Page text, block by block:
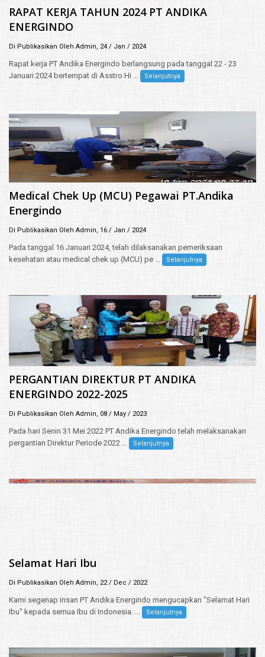
RAPAT KERJA TAHUN 2024 PT ANDIKA
ENERGINDO
Di Publikasikan Oleh Admin, 24 / Jan / 2024
Rapat kerja PT Andika Energindo berlangsung pada tanggal 22 - 23
Januari 2024 bertempat di Asstro Hi ...
Selanjutnya
Medical Chek Up (MCU) Pegawai PT.Andika
Energindo
Di Publikasikan Oleh Admin, 16 / Jan / 2024
Pada tanggal 16 Januari 2024, telah dilaksanakan pemeriksaan
kesehatan atau medical chek up (MCU) pe ...
Selanjutnya
PERGANTIAN DIREKTUR PT ANDIKA
ENERGINDO 2022-2025
Di Publikasikan Oleh Admin, 08 / May / 2023
Pada hari Senin 31 Mei 2022 PT Andika Energindo telah melaksanakan
pergantian Direktur Periode 2022 ...
Selanjutnya
Selamat Hari Ibu
Di Publikasikan Oleh Admin, 22 / Dec / 2022
Kami segenap insan PT Andika Energindo mengucapkan "Selamat Hari
Ibu" kepada semua Ibu di Indonesia. ...
Selanjutnya